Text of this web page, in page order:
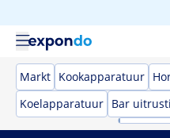
Markt Kookapparatuur
Koelapparatuur Bar